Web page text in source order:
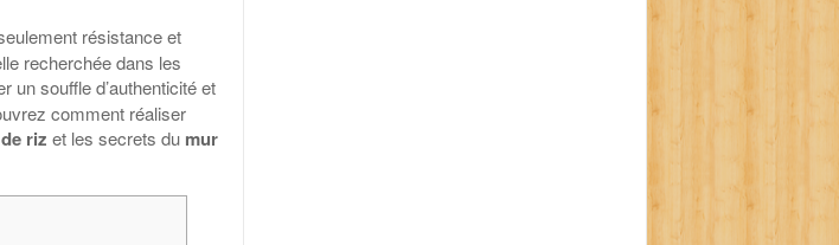
résistance et
recherchée dans les
un souffle d’authenticité et
comment réaliser
riz et les secrets du mur